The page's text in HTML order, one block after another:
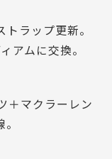
ラップ更新。
アムに交換。
＋マクラーレン